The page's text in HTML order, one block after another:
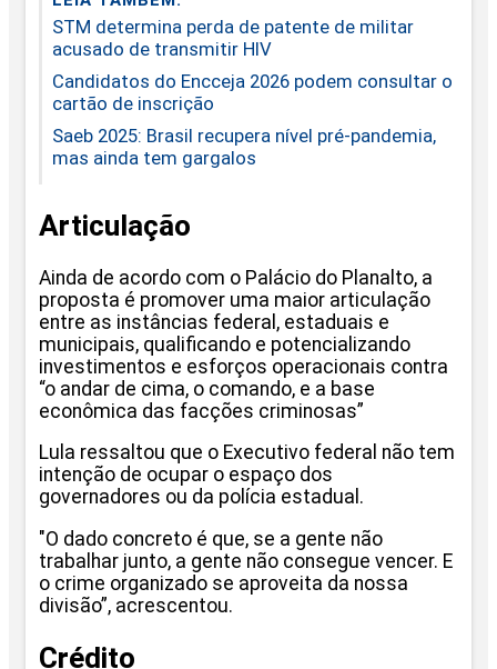
STM determina perda de patente de militar
acusado de transmitir HIV
Candidatos do Encceja 2026 podem consultar o
cartão de inscrição
Saeb 2025: Brasil recupera nível pré-pandemia,
mas ainda tem gargalos
Articulação
Ainda de acordo com o Palácio do Planalto, a
proposta é promover uma maior articulação
entre as instâncias federal, estaduais e
municipais, qualificando e potencializando
investimentos e esforços operacionais contra
“o andar de cima, o comando, e a base
econômica das facções criminosas”
Lula ressaltou que o Executivo federal não tem
intenção de ocupar o espaço dos
governadores ou da polícia estadual.
"O dado concreto é que, se a gente não
trabalhar junto, a gente não consegue vencer. E
o crime organizado se aproveita da nossa
divisão”, acrescentou.
Crédito